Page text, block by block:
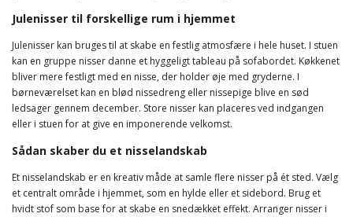
Julenisser til forskellige rum i hjemmet
Julenisser kan bruges til at skabe en festlig atmosfære i hele huset. I stuen
kan en gruppe nisser danne et hyggeligt tableau på sofabordet. Køkkenet
bliver mere festligt med en nisse, der holder øje med gryderne. I
børneværelset kan en blød nissedreng eller nissepige blive en sød
ledsager gennem december. Store nisser kan placeres ved indgangen
eller i stuen for at give en imponerende velkomst.
Sådan skaber du et nisselandskab
Et nisselandskab er en kreativ måde at samle flere nisser på ét sted. Vælg
et centralt område i hjemmet, som en hylde eller et sidebord. Brug et
hvidt stof som base for at skabe en snedækket effekt. Arranger nisser i